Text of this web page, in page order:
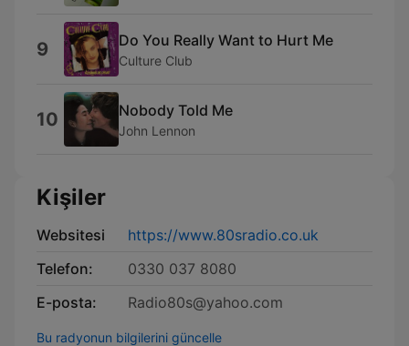
9 Do You Really Want to Hurt Me
Culture Club
10 Nobody Told Me
John Lennon
Kişiler
Websitesi
https://www.80sradio.co.uk
Telefon:
0330 037 8080
E-posta:
Radio80s@yahoo.com
Bu radyonun bilgilerini güncelle